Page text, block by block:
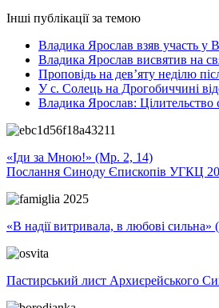
Інші публікації за темою
Владика Ярослав взяв участь у
Владика Ярослав висвятив на
Проповідь на дев’яту неділю
У с. Солець на Дрогобиччині
Владика Ярослав:
«Іди за Мною!» (Мр. 2, 14)
Послання Синоду Єпископів УГКЦ
«В надії витривала, в любові
Пастирський лист Архиєрейського